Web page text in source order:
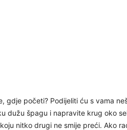
gdje početi? Podijeliti ću s vama
dužu špagu i napravite krug oko
nitko drugi ne smije preći. Ako